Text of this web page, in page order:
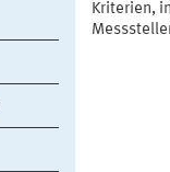
Kriterien,